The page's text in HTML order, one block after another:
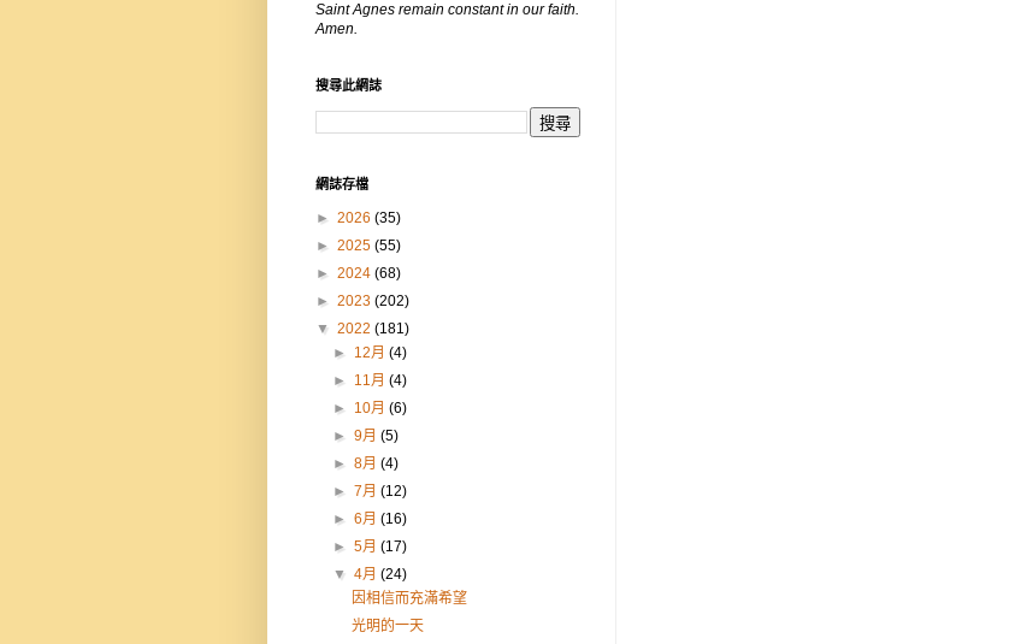
Saint Agnes remain constant in our faith.
Amen.
搜尋此網誌
網誌存檔
► 2026 (35)
► 2025 (55)
► 2024 (68)
► 2023 (202)
▼ 2022 (181)
► 12月(4)
► 11月(4)
► 10月(6)
►9月(5)
►8月(4)
►7月(12)
►6月(16)
►5月(17)
▼4月(24)
因相信而充滿希望
光明的一天